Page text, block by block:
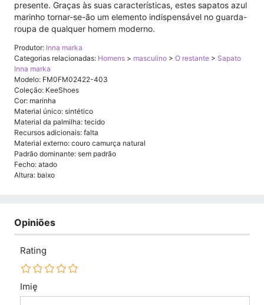
presente. Graças às suas características, estes sapatos azul
marinho tornar-se-ão um elemento indispensável no guarda-
roupa de qualquer homem moderno.
Produtor: Inna marka
Categorias relacionadas: Homens > masculino > O restante > Sapato
Inna marka
Modelo: FM0FM02422-403
Coleção: KeeShoes
Cor: marinha
Material único: sintético
Material da palmilha: tecido
Recursos adicionais: falta
Material externo: couro camurça natural
Padrão dominante: sem padrão
Fecho: atado
Altura: baixo
Opiniões
Rating
Imię